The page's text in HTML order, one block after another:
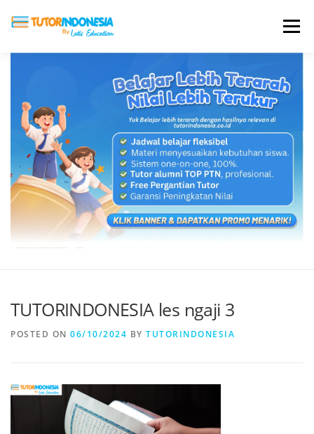
Menu
ABOUT US JADI PENGAJAR
BIAYA LES TESTIMONI PROFIL ALUMNI
BLOG DAFTAR SEKOLAH
TUTORINDONESIA les ngaji 3
POSTED ON 06/10/2024 BY TUTORINDONESIA